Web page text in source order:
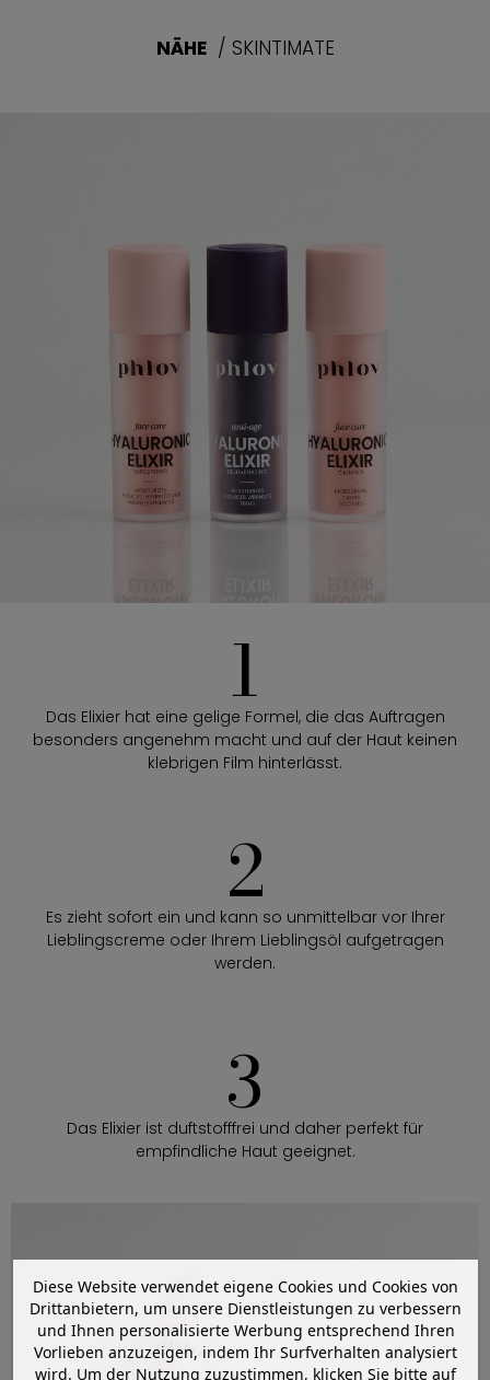
NÄHE / SKINTIMATE
1
Das Elixier hat eine gelige Formel, die das Auftragen
besonders angenehm macht und auf der Haut keinen
klebrigen Film hinterlässt.
2
Es zieht sofort ein und kann so unmittelbar vor Ihrer
Lieblingscreme oder Ihrem Lieblingsöl aufgetragen
werden.
3
Das Elixier ist duftstofffrei und daher perfekt für
empfindliche Haut geeignet.
Diese Website verwendet eigene Cookies und Cookies von
Drittanbietern, um unsere Dienstleistungen zu verbessern
und Ihnen personalisierte Werbung entsprechend Ihren
Vorlieben anzuzeigen, indem Ihr Surfverhalten analysiert
wird. Um der Nutzung zuzustimmen, klicken Sie bitte auf